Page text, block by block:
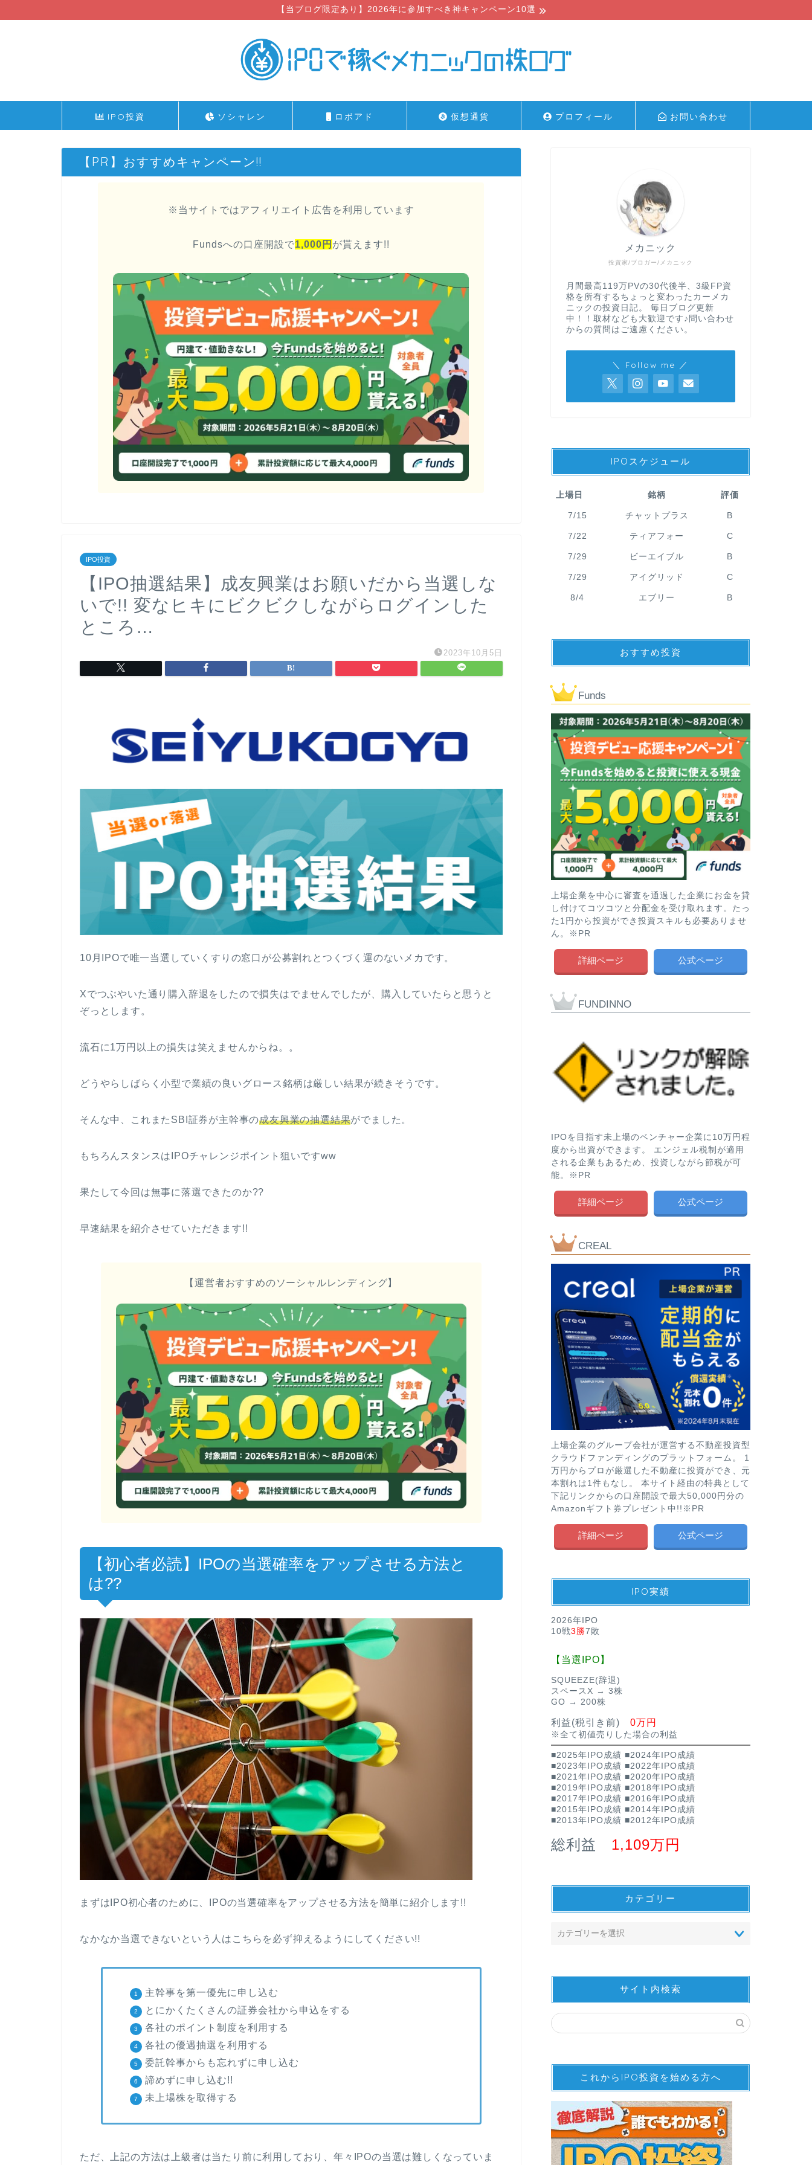
【当ブログ限定あり】2026年に参加すべき神キャンペーン10選
IPO投資 ソシャレン ロボアド 仮想通貨 プロフィール お問い合わせ
【PR】おすすめキャンペーン!!
※当サイトではアフィリエイト広告を利用しています
Fundsへの口座開設で1,000円 が貰えます!!
IPO投資
【IPO抽選結果】成友興業はお願いだから当選しな
いで!! 変なヒキにビクビクしながらログインした
ところ…
2023年10月5日
10月IPOで唯一当選していくすりの窓口が公募割れとつくづく運のないメカです。
Xでつぶやいた通り購入辞退をしたので損失はでませんでしたが、購入していたらと思うと
ぞっとします。
流石に1万円以上の損失は笑えませんからね。。
どうやらしばらく小型で業績の良いグロース銘柄は厳しい結果が続きそうです。
そんな中、これまたSBI証券が主幹事の成友興業の抽選結果がでました。
もちろんスタンスはIPOチャレンジポイント狙いですww
果たして今回は無事に落選できたのか??
早速結果を紹介させていただきます!!
【運営者おすすめのソーシャルレンディング】
【初心者必読】IPOの当選確率をアップさせる方法と
は??
まずはIPO初心者のために、IPOの当選確率をアップさせる方法を簡単に紹介します!!
なかなか当選できないという人はこちらを必ず抑えるようにしてください!!
主幹事を第一優先に申し込む
とにかくたくさんの証券会社から申込をする
各社のポイント制度を利用する
各社の優遇抽選を利用する
委託幹事からも忘れずに申し込む
諦めずに申し込む!!
未上場株を取得する
ただ、上記の方法は上級者は当たり前に利用しており、年々IPOの当選は難しくなっていま
投資家/ブロガー/メカニック
メカニック
月間最高119万PVの30代後半、3級FP資
格を所有するちょっと変わったカーメカ
ニックの投資日記。 毎日ブログ更新
中！！取材なども大歓迎です♪問い合わせ
からの質問はご遠慮ください。
＼ Follow me ／
IPOスケジュール
上場日 銘柄 評価
7/15 チャットプラス B
7/22 ティアフォー C
7/29 ビーエイブル B
7/29 アイグリッド C
8/4 エブリー B
おすすめ投資
Funds
上場企業を中心に審査を通過した企業にお金を貸
し付けてコツコツと分配金を受け取れます。たっ
た1円から投資ができ投資スキルも必要ありませ
ん。※PR
詳細ページ 公式ページ
FUNDINNO
IPOを目指す未上場のベンチャー企業に10万円程
度から出資ができます。 エンジェル税制が適用
される企業もあるため、投資しながら節税が可
能。※PR
詳細ページ 公式ページ
CREAL
上場企業のグループ会社が運営する不動産投資型
クラウドファンディングのプラットフォーム。 1
万円からプロが厳選した不動産に投資ができ、元
本割れは1件もなし。 本サイト経由の特典として
下記リンクからの口座開設で最大50,000円分の
Amazonギフト券プレゼント中!!※PR
詳細ページ 公式ページ
IPO実績
2026年IPO
10戦3勝7敗
【当選IPO】
SQUEEZE(辞退)
スペースX → 3株
GO → 200株
利益(税引き前) 0万円
※全て初値売りした場合の利益
■2025年IPO成績 ■2024年IPO成績
■2023年IPO成績 ■2022年IPO成績
■2021年IPO成績 ■2020年IPO成績
■2019年IPO成績 ■2018年IPO成績
■2017年IPO成績 ■2016年IPO成績
■2015年IPO成績 ■2014年IPO成績
■2013年IPO成績 ■2012年IPO成績
総利益 1,109万円
カテゴリー
サイト内検索
これからIPO投資を始める方へ